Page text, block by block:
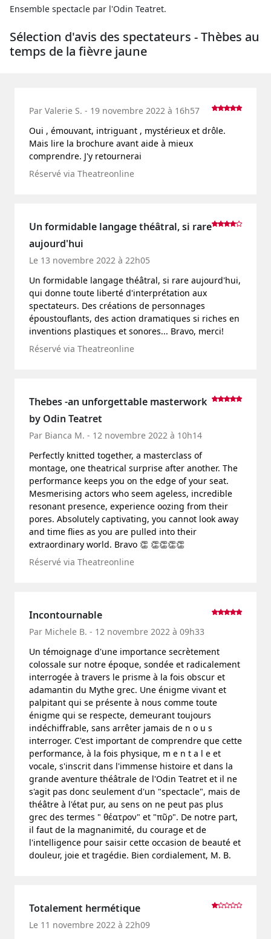
Ensemble spectacle par l'Odin Teatret.
Sélection d'avis des spectateurs - Thèbes au
temps de la fièvre jaune
Par Valerie S. - 19 novembre 2022 à 16h57
Oui , émouvant, intriguant , mystérieux et drôle.
Mais lire la brochure avant aide à mieux
comprendre. J'y retournerai
Réservé via Theatreonline
Un formidable langage théâtral, si rare
aujourd'hui
Le 13 novembre 2022 à 22h05
Un formidable langage théâtral, si rare aujourd'hui,
qui donne toute liberté d'interprétation aux
spectateurs. Des créations de personnages
époustouflants, des action dramatiques si riches en
inventions plastiques et sonores... Bravo, merci!
Réservé via Theatreonline
Thebes -an unforgettable masterwork
by Odin Teatret
Par Bianca M. - 12 novembre 2022 à 10h14
Perfectly knitted together, a masterclass of
montage, one theatrical surprise after another. The
performance keeps you on the edge of your seat.
Mesmerising actors who seem ageless, incredible
resonant presence, experience oozing from their
pores. Absolutely captivating, you cannot look away
and time flies as you are pulled into their
extraordinary world. Bravo 👏 👏👏👏👏
Réservé via Theatreonline
Incontournable
Par Michele B. - 12 novembre 2022 à 09h33
Un témoignage d'une importance secrètement
colossale sur notre époque, sondée et radicalement
interrogée à travers le prisme à la fois obscur et
adamantin du Mythe grec. Une énigme vivant et
palpitant qui se présente à nous comme toute
énigme qui se respecte, demeurant toujours
indéchiffrable, sans arrêter jamais de n o u s
interroger. C'est important de comprendre que cette
performance, à la fois physique, m e n t a l e et
vocale, s'inscrit dans l'immense histoire et dans la
grande aventure théâtrale de l'Odin Teatret et il ne
s'agit pas donc seulement d'un "spectacle", mais de
théâtre à l'état pur, au sens on ne peut pas plus
grec des termes " θέατρον" et "πῦρ". De notre part,
il faut de la magnanimité, du courage et de
l'intelligence pour saisir cette occasion de beauté et
douleur, joie et tragédie. Bien cordialement, M. B.
Totalement hermétique
Le 11 novembre 2022 à 22h09